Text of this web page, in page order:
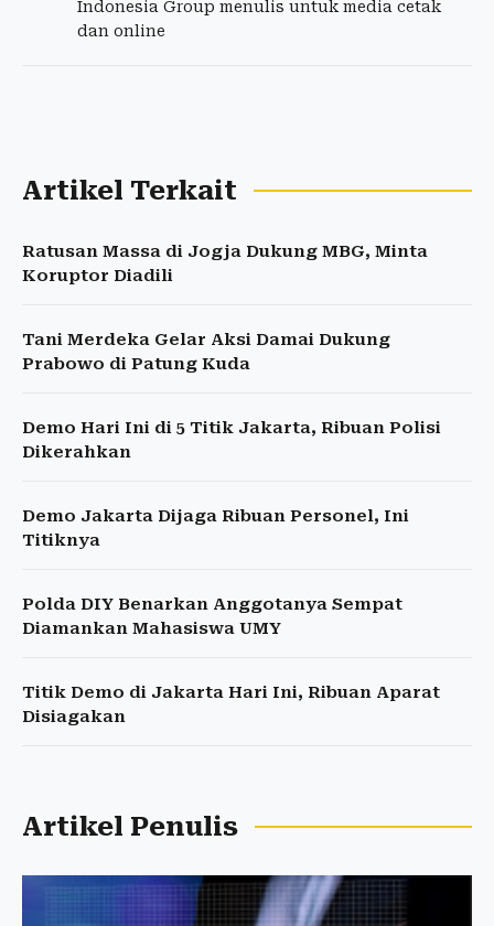
Indonesia Group menulis untuk media cetak
dan online
Artikel Terkait
Ratusan Massa di Jogja Dukung MBG, Minta
Koruptor Diadili
Tani Merdeka Gelar Aksi Damai Dukung
Prabowo di Patung Kuda
Demo Hari Ini di 5 Titik Jakarta, Ribuan Polisi
Dikerahkan
Demo Jakarta Dijaga Ribuan Personel, Ini
Titiknya
Polda DIY Benarkan Anggotanya Sempat
Diamankan Mahasiswa UMY
Titik Demo di Jakarta Hari Ini, Ribuan Aparat
Disiagakan
Artikel Penulis